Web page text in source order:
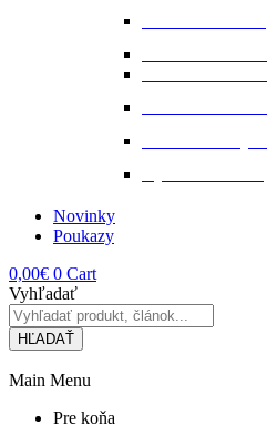
Novinky
Poukazy
0,00€ 0 Cart
Vyhľadať
HĽADAŤ
Main Menu
Pre koňa